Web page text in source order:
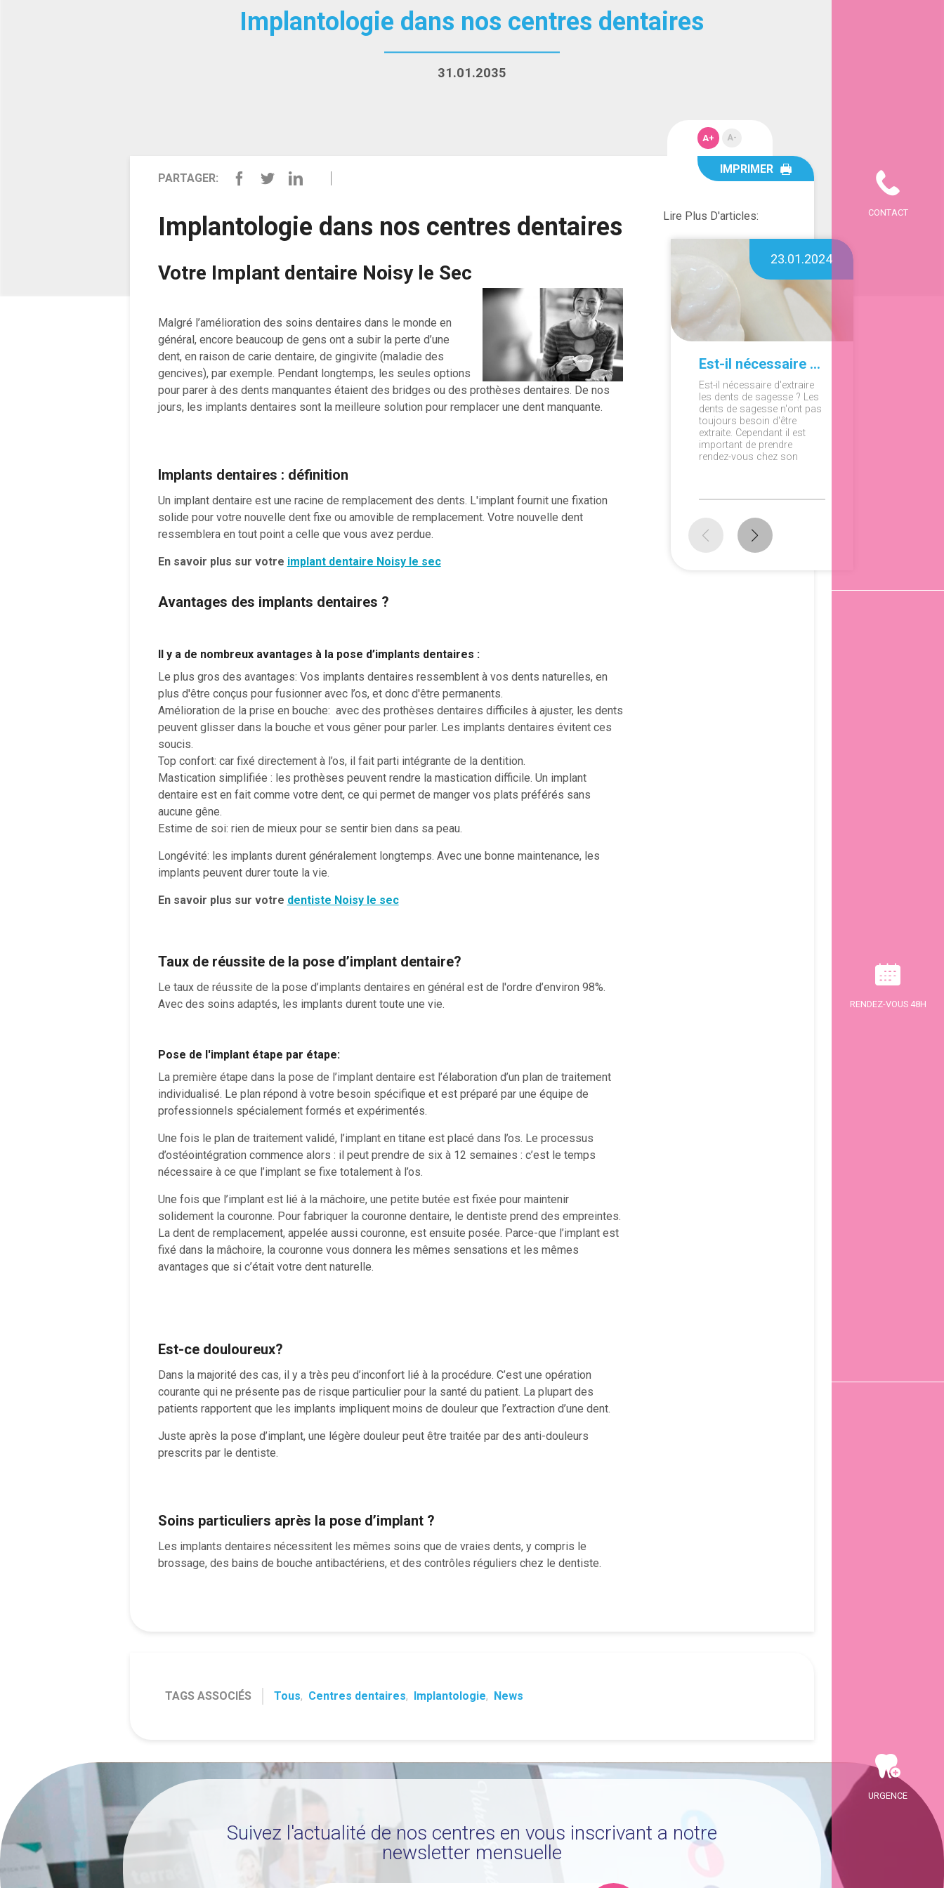
Implantologie dans nos centres dentaires
31.01.2035
A+ A-
IMPRIMER
PARTAGER:
Implantologie dans nos centres dentaires
Votre Implant dentaire Noisy le Sec
Malgré l’amélioration des soins dentaires dans le monde en
général, encore beaucoup de gens ont a subir la perte d’une
dent, en raison de carie dentaire, de gingivite (maladie des
gencives), par exemple. Pendant longtemps, les seules options
pour parer à des dents manquantes étaient des bridges ou des prothèses dentaires. De nos
jours, les implants dentaires sont la meilleure solution pour remplacer une dent manquante.
Implants dentaires : définition
Un implant dentaire est une racine de remplacement des dents. L'implant fournit une fixation
solide pour votre nouvelle dent fixe ou amovible de remplacement. Votre nouvelle dent
ressemblera en tout point a celle que vous avez perdue.
En savoir plus sur votre implant dentaire Noisy le sec
Avantages des implants dentaires ?
Il y a de nombreux avantages à la pose d’implants dentaires :
Le plus gros des avantages: Vos implants dentaires ressemblent à vos dents naturelles, en
plus d'être conçus pour fusionner avec l’os, et donc d'être permanents.
Amélioration de la prise en bouche: avec des prothèses dentaires difficiles à ajuster, les dents
peuvent glisser dans la bouche et vous gêner pour parler. Les implants dentaires évitent ces
soucis.
Top confort: car fixé directement à l’os, il fait parti intégrante de la dentition.
Mastication simplifiée : les prothèses peuvent rendre la mastication difficile. Un implant
dentaire est en fait comme votre dent, ce qui permet de manger vos plats préférés sans
aucune gêne.
Estime de soi: rien de mieux pour se sentir bien dans sa peau.
Longévité: les implants durent généralement longtemps. Avec une bonne maintenance, les
implants peuvent durer toute la vie.
En savoir plus sur votre dentiste Noisy le sec
Taux de réussite de la pose d’implant dentaire?
Le taux de réussite de la pose d’implants dentaires en général est de l'ordre d’environ 98%.
Avec des soins adaptés, les implants durent toute une vie.
Pose de l'implant étape par étape:
La première étape dans la pose de l’implant dentaire est l’élaboration d’un plan de traitement
individualisé. Le plan répond à votre besoin spécifique et est préparé par une équipe de
professionnels spécialement formés et expérimentés.
Une fois le plan de traitement validé, l’implant en titane est placé dans l’os. Le processus
d’ostéointégration commence alors : il peut prendre de six à 12 semaines : c’est le temps
nécessaire à ce que l’implant se fixe totalement à l’os.
Une fois que l’implant est lié à la mâchoire, une petite butée est fixée pour maintenir
solidement la couronne. Pour fabriquer la couronne dentaire, le dentiste prend des empreintes.
La dent de remplacement, appelée aussi couronne, est ensuite posée. Parce-que l’implant est
fixé dans la mâchoire, la couronne vous donnera les mêmes sensations et les mêmes
avantages que si c’était votre dent naturelle.
Est-ce douloureux?
Dans la majorité des cas, il y a très peu d’inconfort lié à la procédure. C’est une opération
courante qui ne présente pas de risque particulier pour la santé du patient. La plupart des
patients rapportent que les implants impliquent moins de douleur que l’extraction d’une dent.
Juste après la pose d’implant, une légère douleur peut être traitée par des anti-douleurs
prescrits par le dentiste.
Soins particuliers après la pose d’implant ?
Les implants dentaires nécessitent les mêmes soins que de vraies dents, y compris le
brossage, des bains de bouche antibactériens, et des contrôles réguliers chez le dentiste.
Lire Plus D'articles:
23.01.2024
Est-il nécessaire d'extraire les dents de sagesse ?
Est-il nécessaire d'extraire
les dents de sagesse ? Les
dents de sagesse n'ont pas
toujours besoin d'être
extraite. Cependant il est
important de prendre
rendez-vous chez son
symptômes et douleurs
peuvent survenir ...
TAGS ASSOCIÉS Tous, Centres dentaires, Implantologie, News
CONTACT
RENDEZ-VOUS 48H
URGENCE
Suivez l'actualité de nos centres en vous inscrivant a notre
newsletter mensuelle